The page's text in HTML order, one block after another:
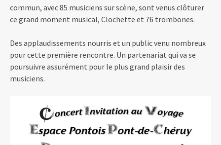
commun, avec 85 musiciens sur scène, sont venus clôturer
ce grand moment musical, Clochette et 76 trombones.
Des applaudissements nourris et un public venu nombreux
pour cette première rencontre. Un partenariat qui va se
poursuivre assurément pour le plus grand plaisir des
musiciens.